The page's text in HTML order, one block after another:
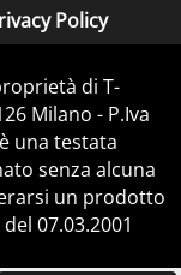
Policy
di T-
Milano - P.Iva
una testata
senza alcuna
un prodotto
07.03.2001